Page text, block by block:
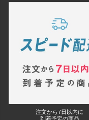
注文から7日以内に
到着予定の商品